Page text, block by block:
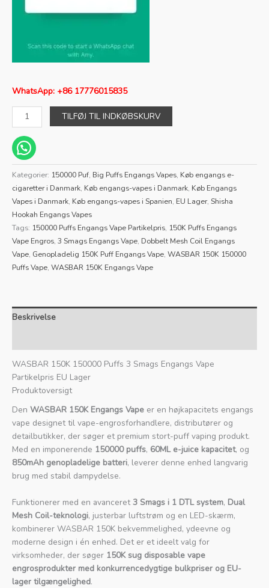
WhatsApp: +86 17776015835
TILFØJ TIL INDKØBSKURV
Kategorier: 150000 Puf, Big Puffs Engangs Vapes, Køb engangs e-
cigaretter i Danmark, Køb engangs-vapes i Danmark, Køb Engangs
Vapes i Danmark, Køb engangs-vapes i Spanien, EU Lager, Shisha
Hookah Engangs Vapes
Tags: 150000 Puffs Engangs Vape Partikelpris, 150K Puffs Engangs
Vape Engros, 3 Smags Engangs Vape, Dobbelt Mesh Coil Engangs
Vape, Genopladelig 150K Puff Engangs Vape, WASBAR 150K 150000
Puffs Vape, WASBAR 150K Engangs Vape
Beskrivelse
WASBAR 150K 150000 Puffs 3 Smags Engangs Vape
Partikelpris EU Lager
Produktoversigt
Den WASBAR 150K Engangs Vape er en højkapacitets engangs
vape designet til vape-engrosforhandlere, distributører og
detailbutikker, der søger et premium stort-puff vaping produkt.
Med en imponerende 150000 puffs, 60ML e-juice kapacitet, og
850mAh genopladelige batteri, leverer denne enhed langvarig
brug med stabil dampydelse.
Funktionerer med en avanceret3 Smags i 1 DTL system, Dual
Mesh Coil-teknologi, justerbar luftstrøm og en LED-skærm,
kombinerer WASBAR 150K bekvemmelighed, ydeevne og
moderne design i én enhed. Det er et ideelt valg for
virksomheder, der søger 150K sug disposable vape
engrosprodukter med konkurrencedygtige bulkpriser og EU-
lager tilgængelighed.